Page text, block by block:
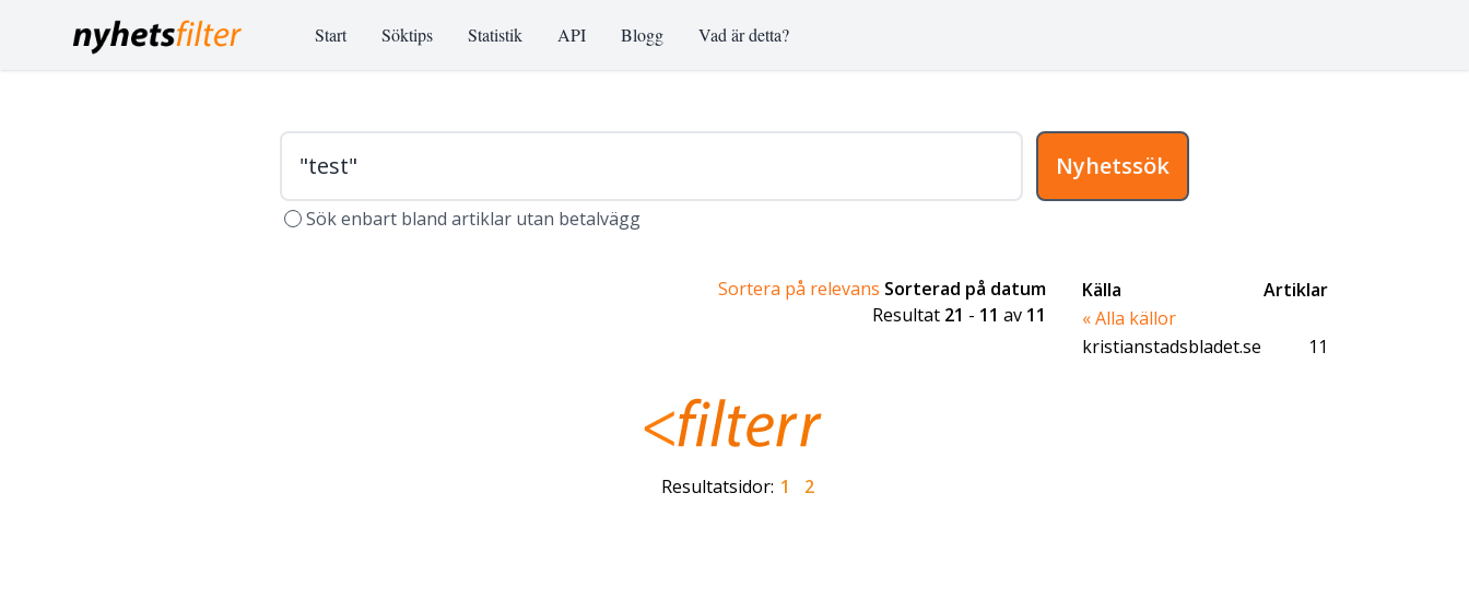
Start Söktips Statistik API Blogg Vad är detta?
Nyhetssök
Sök enbart bland artiklar utan betalvägg
Sortera på relevans Sorterad på datum
Resultat 21 - 11 av 11
Källa
Artiklar
« Alla källor
kristianstadsbladet.se
11
Resultatsidor: 1 2